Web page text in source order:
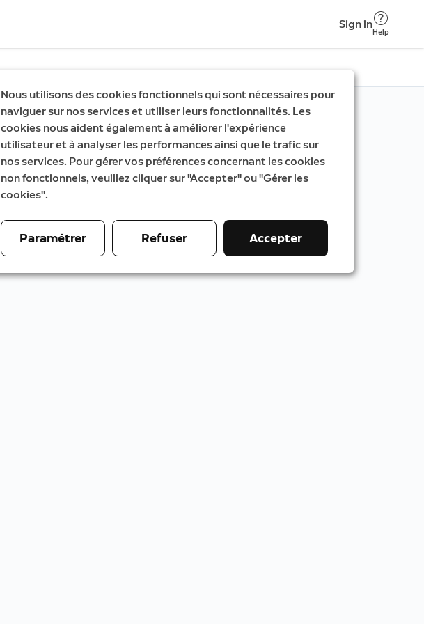
Sign in
Help
Nous utilisons des cookies fonctionnels qui sont nécessaires pour
naviguer sur nos services et utiliser leurs fonctionnalités. Les
cookies nous aident également à améliorer l'expérience
utilisateur et à analyser les performances ainsi que le trafic sur
nos services. Pour gérer vos préférences concernant les cookies
non fonctionnels, veuillez cliquer sur "Accepter" ou "Gérer les
cookies".
Paramétrer Refuser Accepter